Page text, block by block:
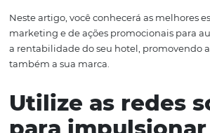
juninas em todo o país? Você está
ano é muito movimentada e atrai
do país com o intuito de vivenciar a
Neste artigo, você conhecerá as